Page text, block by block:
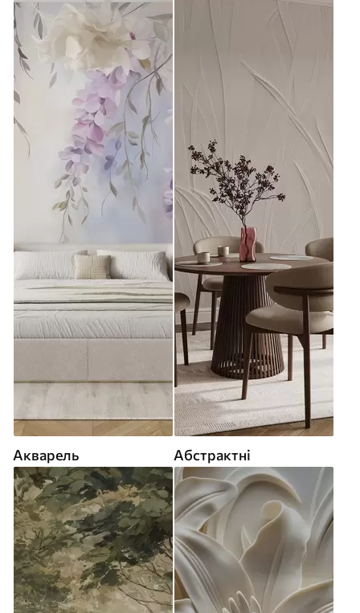
Акварель Абстрактні